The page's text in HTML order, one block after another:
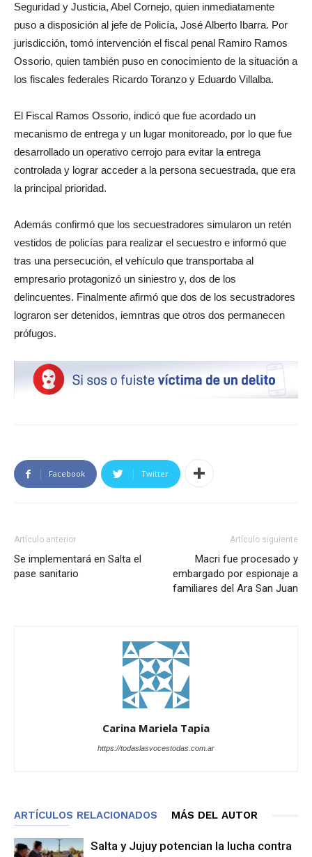
Seguridad y Justicia, Abel Cornejo, quien inmediatamente
puso a disposición al jefe de Policía, José Alberto Ibarra. Por
jurisdicción, tomó intervención el fiscal penal Ramiro Ramos
Ossorio, quien también puso en conocimiento de la situación a
los fiscales federales Ricardo Toranzo y Eduardo Villalba.
El Fiscal Ramos Ossorio, indicó que fue acordado un
mecanismo de entrega y un lugar monitoreado, por lo que fue
desarrollado un operativo cerrojo para evitar la entrega
controlada y lograr acceder a la persona secuestrada, que era
la principal prioridad.
Además confirmó que los secuestradores simularon un retén
vestidos de policías para realizar el secuestro e informó que
tras una persecución, el vehículo que transportaba al
empresario protagonizó un siniestro y, dos de los
delincuentes. Finalmente afirmó que dos de los secustradores
lograron ser detenidos, iemntras que otros dos permanecen
prófugos.
Facebook Twitter
Artículo anterior
Se implementará en Salta el
pase sanitario
Artículo siguiente
Macri fue procesado y
embargado por espionaje a
familiares del Ara San Juan
Carina Mariela Tapia
https://todaslasvocestodas.com.ar
ARTÍCULOS RELACIONADOS MÁS DEL AUTOR
Salta y Jujuy potencian la lucha contra